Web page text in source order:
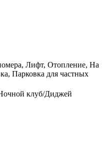
Лифт, Отопление, На
Парковка для частных
клуб/Диджей